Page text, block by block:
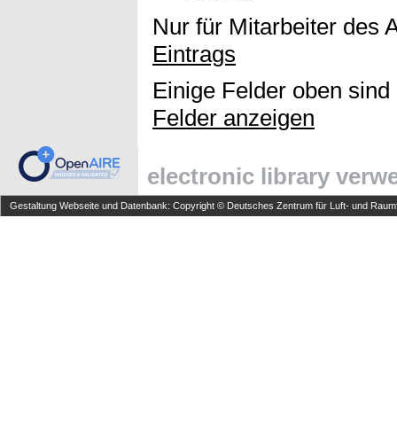
Nur für Mitarbeiter des
Eintrags
Einige Felder oben
Felder anzeigen
electronic library
Gestaltung Webseite und Datenbank: Copyright © Deutsches Zentrum für Luft- und